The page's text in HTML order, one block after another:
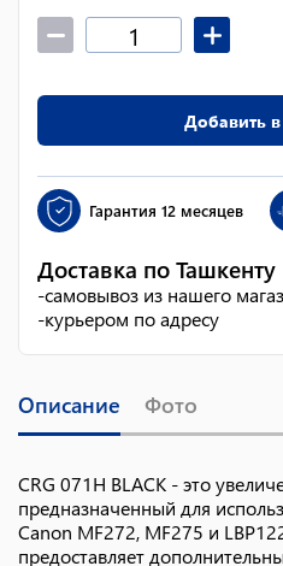
Добавить
Гарантия 12 месяцев
Доставка по Ташкенту
-самовывоз из нашего
-курьером по адресу
Описание Фото
CRG 071H BLACK - это
предназначенный для
Canon MF272, MF275 и
предоставляет